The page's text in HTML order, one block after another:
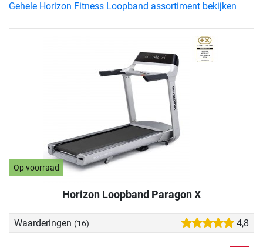
Op voorraad
Horizon Loopband Paragon X
Waarderingen (16) 4,8
Gehele Horizon Fitness Loopband assortiment bekijken